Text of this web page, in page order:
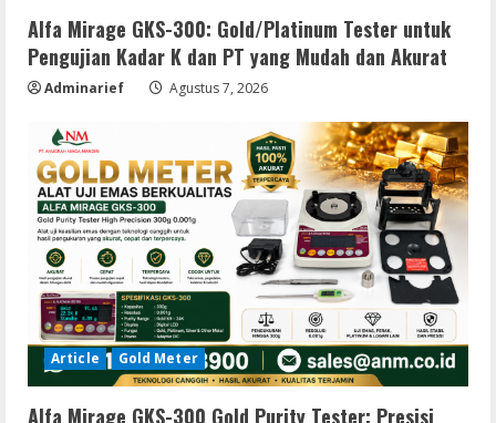
Alfa Mirage GKS-300: Gold/Platinum Tester untuk
Pengujian Kadar K dan PT yang Mudah dan Akurat
Adminarief Agustus 7, 2026
Article Gold Meter
Alfa Mirage GKS-300 Gold Purity Tester: Presisi